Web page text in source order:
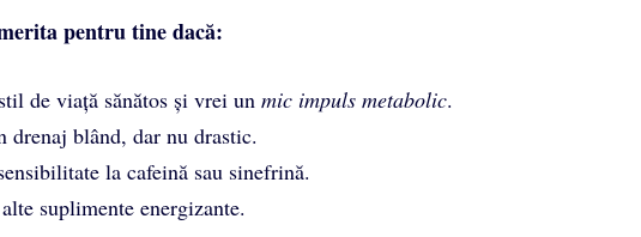
pentru tine dacă:
de viață sănătos și vrei un mic impuls metabolic.
drenaj blând, dar nu drastic.
la cafeină sau sinefrină.
suplimente energizante.